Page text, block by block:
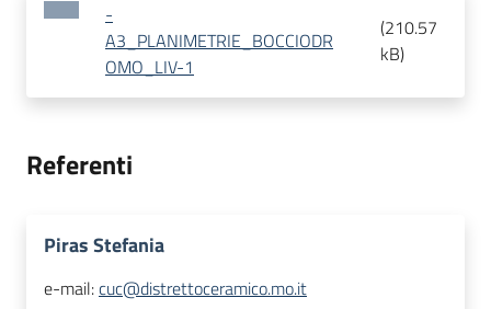
-
A3_PLANIMETRIE_BOCCIODR
OMO_LIV-1
(210.57
kB)
Referenti
Piras Stefania
e-mail:cuc@distrettoceramico.mo.it